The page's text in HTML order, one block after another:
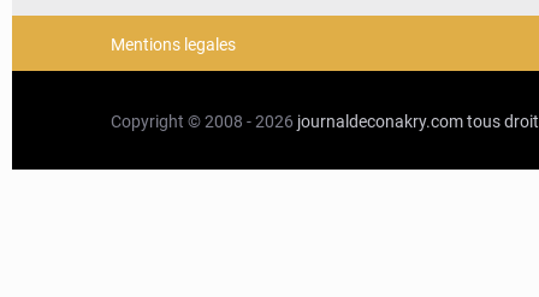
Mentions legales
Copyright © 2008 - 2026 journaldeconakry.comtous